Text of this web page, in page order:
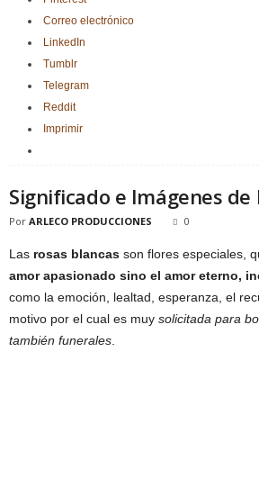
Correo electrónico
LinkedIn
Tumblr
Telegram
Reddit
Imprimir
Significado e Imágenes de
Por ARLECO PRODUCCIONES 0
Las rosas blancas son flores especiales,
amor apasionado sino el amor eterno,
como la emoción, lealtad, esperanza, el
motivo por el cual es muy solicitada para
también funerales